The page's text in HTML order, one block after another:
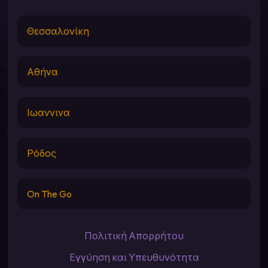
Θεσσαλονίκη
Αθήνα
Ιωαννινα
Ρόδος
On The Go
Πολιτική Απορρήτου
Εγγύηση και Υπευθυνότητα